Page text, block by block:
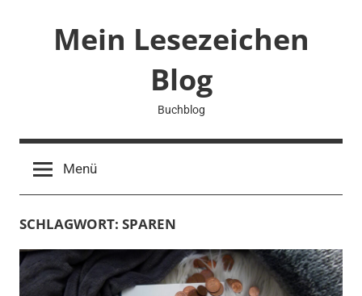
Mein Lesezeichen
Blog
Buchblog
Menü
SCHLAGWORT: SPAREN